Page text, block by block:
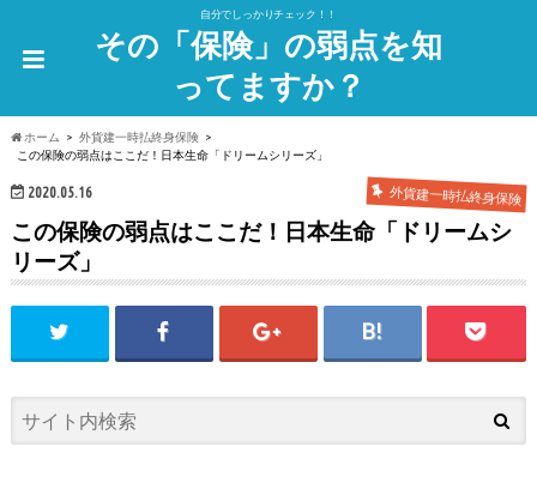
自分でしっかりチェック！！
その「保険」の弱点を知
ってますか？
ホーム
外貨建一時払終身保険
この保険の弱点はここだ！日本生命「ドリームシリーズ」
2020.05.16 外貨建一時払終身保険
この保険の弱点はここだ！日本生命「ドリームシ
リーズ」